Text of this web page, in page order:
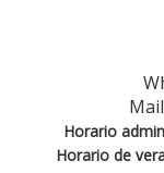
Horario
Horario de